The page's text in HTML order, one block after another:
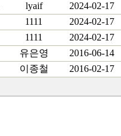
lyaif 2024-02-17
1111 2024-02-17
1111 2024-02-17
유은영 2016-06-14
이종철 2016-02-17